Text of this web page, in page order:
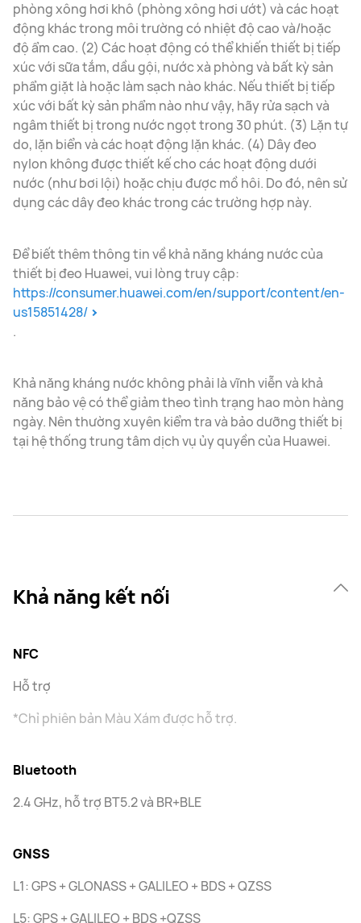
phòng xông hơi khô (phòng xông hơi ướt) và các hoạt
động khác trong môi trường có nhiệt độ cao và/hoặc
độ ẩm cao. (2) Các hoạt động có thể khiến thiết bị tiếp
xúc với sữa tắm, dầu gội, nước xà phòng và bất kỳ sản
phẩm giặt là hoặc làm sạch nào khác. Nếu thiết bị tiếp
xúc với bất kỳ sản phẩm nào như vậy, hãy rửa sạch và
ngâm thiết bị trong nước ngọt trong 30 phút. (3) Lặn tự
do, lặn biển và các hoạt động lặn khác. (4) Dây đeo
nylon không được thiết kế cho các hoạt động dưới
nước (như bơi lội) hoặc chịu được mồ hôi. Do đó, nên sử
dụng các dây đeo khác trong các trường hợp này.
Để biết thêm thông tin về khả năng kháng nước của
thiết bị đeo Huawei, vui lòng truy cập:
https://consumer.huawei.com/en/support/content/en-
us15851428/
.
Khả năng kháng nước không phải là vĩnh viễn và khả
năng bảo vệ có thể giảm theo tình trạng hao mòn hàng
ngày. Nên thường xuyên kiểm tra và bảo dưỡng thiết bị
tại hệ thống trung tâm dịch vụ ủy quyền của Huawei.
Khả năng kết nối
NFC
Hỗ trợ
*Chỉ phiên bản Màu Xám được hỗ trợ.
Bluetooth
2.4 GHz, hỗ trợ BT5.2 và BR+BLE
GNSS
L1: GPS + GLONASS + GALILEO + BDS + QZSS
L5: GPS + GALILEO + BDS +QZSS